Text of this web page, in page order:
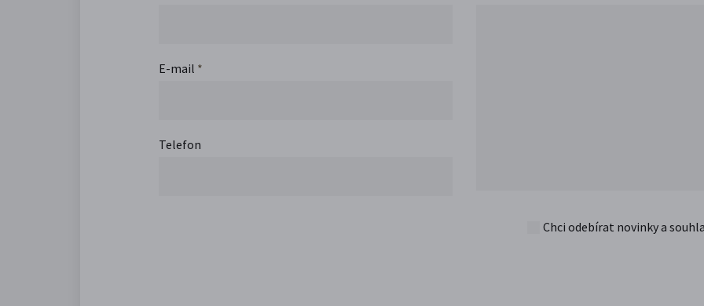
E-mail *
Telefon
Chci odebírat novinky a